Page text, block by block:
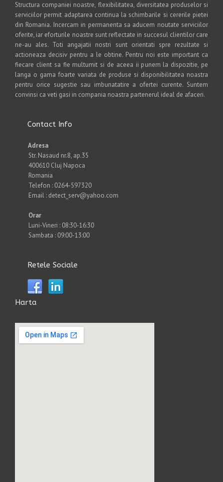
Structura companiei noastre, flexibilitatea, diversitatea produselor si
serviciilor permit adaptarea continua la schimbarile si cererile pietei
din Romania. Incercam in permanenta sa aducem noutate serviciilor
oferite, iar eforturile noastre sunt reflectate in succesul clientilor care
ne-au ales. Toti angajatii nostri sunt orientati spre rezultate si
actioneaza decisiv pentru a le obtine. Pentru noi este important ca
fiecare client sa fie multumit si de aceea ii punem la dispozitie, pe
langa o gama foarte variata de produse si disponibilitatea noastra
pentru orice sugestie sau imbunatatire a ofertei curente. Suntem
convinsi ca veti gasi in compania noastra partenerul ideal de afaceri.
Contact Info
Adresa
Str. Nasaud nr.8, ap.35
400610 Cluj Napoca
Romania
Telefon : 0264-597320
Email : detect_serv@yahoo.com
Orar
Luni-Vineri : 08:30-16:30
Sambata : 09:00-13:00
Retele Sociale
Harta